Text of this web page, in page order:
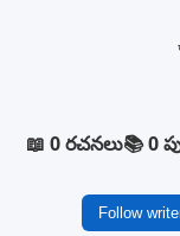
📖 0 రచనలు📚 0
Follow